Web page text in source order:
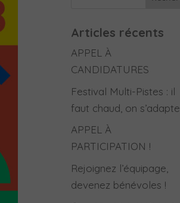
Articles récents
APPEL À
CANDIDATURES
Festival Multi-Pistes : il
faut chaud, on s’adapte
APPEL À
PARTICIPATION !
Rejoignez l’équipage,
devenez bénévoles !